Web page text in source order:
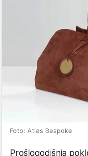
Foto: Atlas Bespoke
Prošlogodišnja